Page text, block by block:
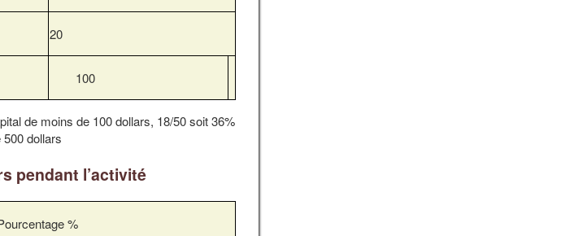
20
100
de moins de 100 dollars, 18/50 soit 36%
dollars
pendant l’activité
%